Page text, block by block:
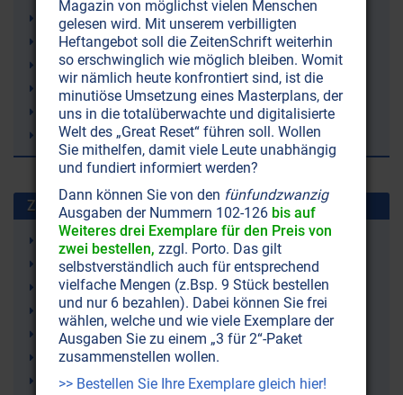
Masttierhaltung
Schweinefleisch
Gruppenseele
Schönheitsoperationen
physischer Körper
Landwirtschaft
Zuletzt gesuchte Stichworte
Gelenkschmerzen
Ketone (Ketonkörper)
Ketogene Ernährung (Ketose)
Irland
Demenz
rTMS (repetitive Transkranielle Magnetstimulation)
Lithium
Magazin von möglichst vielen Menschen
gelesen wird. Mit unserem verbilligten
Heftangebot soll die ZeitenSchrift weiterhin
so erschwinglich wie möglich bleiben. Womit
wir nämlich heute konfrontiert sind, ist die
minutiöse Umsetzung eines Masterplans, der
uns in die totalüberwachte und digitalisierte
Welt des „Great Reset“ führen soll. Wollen
Sie mithelfen, damit viele Leute unabhängig
und fundiert informiert werden?
Dann können Sie von den fünfundzwanzig
Ausgaben der Nummern 102-126 bis auf
Weiteres drei Exemplare für den Preis von
zwei bestellen, zzgl. Porto. Das gilt
selbstverständlich auch für entsprechend
vielfache Mengen (z.Bsp. 9 Stück bestellen
und nur 6 bezahlen). Dabei können Sie frei
wählen, welche und wie viele Exemplare der
Ausgaben Sie zu einem „3 für 2“-Paket
zusammenstellen wollen.
>> Bestellen Sie Ihre Exemplare gleich hier!